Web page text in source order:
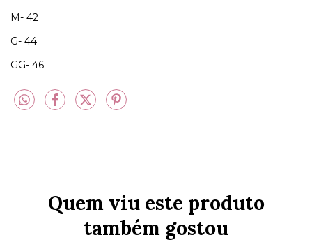
M- 42
G- 44
GG- 46
Quem viu este produto
também gostou